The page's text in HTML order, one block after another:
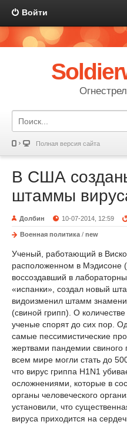
Войти
Полная версия сайта
В США
штаммы
Долбин 10-07-2014, 12:59
Военная политика / new
Ученый, работающий в
расположенном в
воссоздавший в
«испанки», создал новый
видоизменил штамм
(свиной грипп). О
ученые спорят до сих пор.
самые пессимистические
жертвами пандемии свиного
всем мире могли стать до
что вирус гриппа H1N1
осложнениями, которые в
органы человеческого
установили, что
вируса приходится на